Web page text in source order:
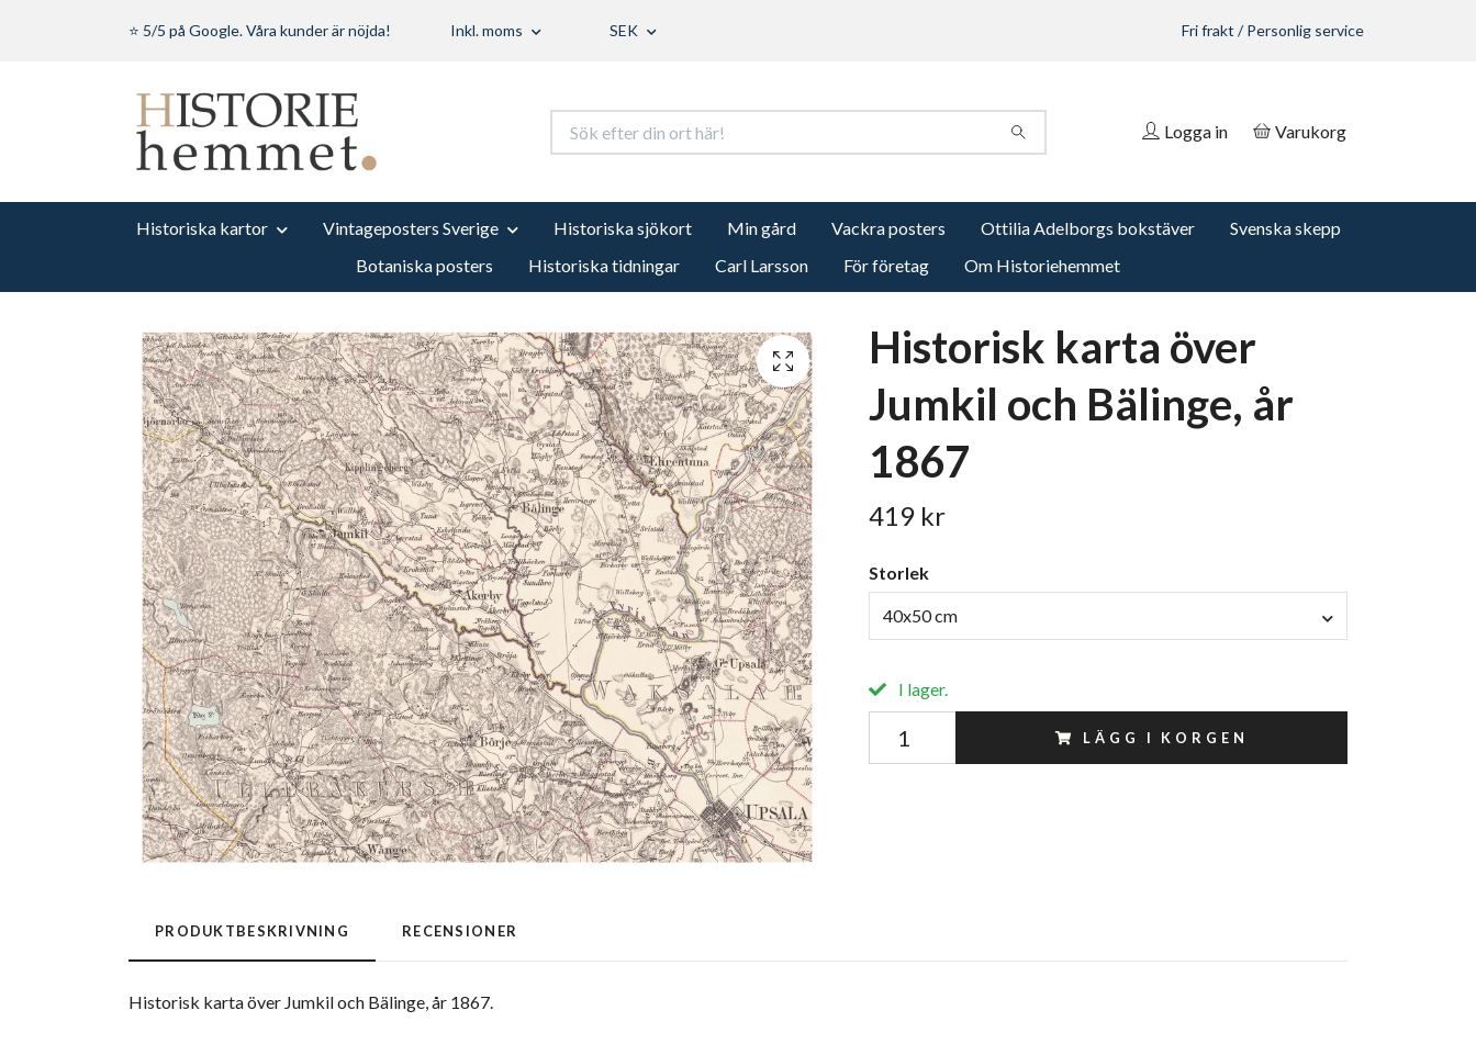
⭐ 5/5 på Google. Våra kunder är nöjda! Inkl. moms SEK Fri frakt / Personlig service
Logga in Varukorg
Historiska kartor Vintageposters Sverige Historiska sjökort Min gård Vackra posters Ottilia Adelborgs bokstäver
Svenska skepp
Botaniska posters
Historiska tidningar Carl Larsson För företag Om Historiehemmet
Historisk karta över
Jumkil och Bälinge, år
1867
419 kr
Storlek
40x50 cm
I lager.
LÄGG I KORGEN
PRODUKTBESKRIVNING RECENSIONER
Historisk karta över Jumkil och Bälinge, år 1867.